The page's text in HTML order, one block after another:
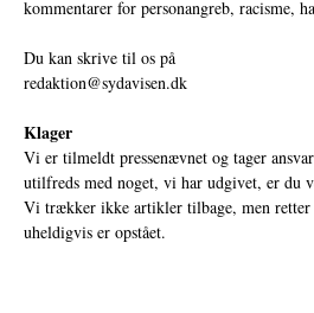
kommentarer for personangreb, racisme,
Du kan skrive til os på
redaktion@sydavisen.dk
Klager
Vi er tilmeldt pressenævnet og tager
utilfreds med noget, vi har udgivet, er du
Vi trækker ikke artikler tilbage, men
uheldigvis er opstået.